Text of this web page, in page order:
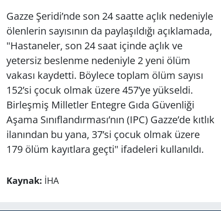
Gazze Şeridi’nde son 24 saatte açlık nedeniyle
ölenlerin sayısının da paylaşıldığı açıklamada,
"Hastaneler, son 24 saat içinde açlık ve
yetersiz beslenme nedeniyle 2 yeni ölüm
vakası kaydetti. Böylece toplam ölüm sayısı
152’si çocuk olmak üzere 457’ye yükseldi.
Birleşmiş Milletler Entegre Gıda Güvenliği
Aşama Sınıflandırması’nın (IPC) Gazze’de kıtlık
ilanından bu yana, 37’si çocuk olmak üzere
179 ölüm kayıtlara geçti" ifadeleri kullanıldı.
Kaynak: İHA